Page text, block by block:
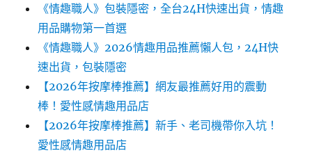
《情趣職人》包裝隱密，全台24H快速出貨，情趣
用品購物第一首選
《情趣職人》2026情趣用品推薦懶人包，24H快
速出貨，包裝隱密
【2026年按摩棒推薦】網友最推薦好用的震動
棒！愛性感情趣用品店
【2026年按摩棒推薦】新手、老司機帶你入坑！
愛性感情趣用品店